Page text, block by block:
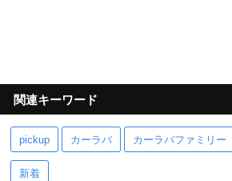
関連キーワード
pickup カーラバ カーラバファミリー
新着